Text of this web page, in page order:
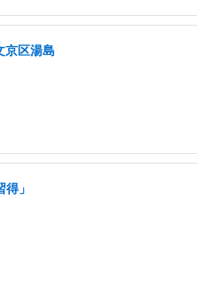
京区湯島
」